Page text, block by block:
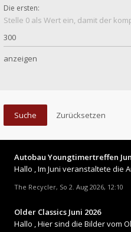
Die ersten:
Stelle 0 als Wert ein, damit der
anzeigen
Autobau Youngtimertreffen
The Recycler, So 2. Aug 2026, 12:10
Older Classics Juni 2026